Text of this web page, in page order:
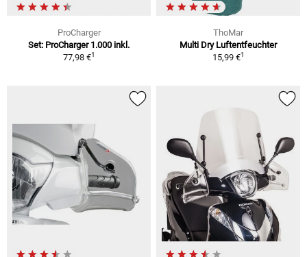
ProCharger
Set: ProCharger 1.000 inkl.
77,98 €1
ThoMar
Multi Dry Luftentfeuchter
15,99 €1